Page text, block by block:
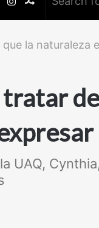
la naturaleza
UAQ,